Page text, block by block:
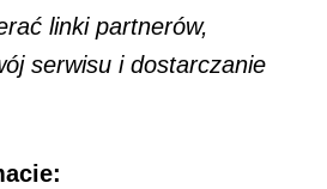
linki partnerów,
serwisu i dostarczanie